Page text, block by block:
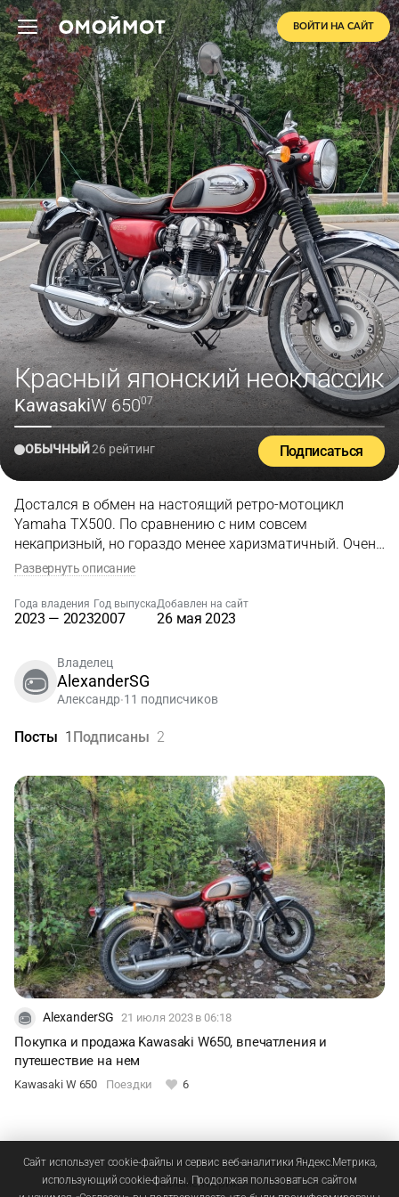
ВОЙТИ НА САЙТ
Красный японский неоклассик
KawasakiW 650'07
ОБЫЧНЫЙ26 рейтинг Подписаться
Достался в обмен на настоящий ретро-мотоцикл
Yamaha TX500. По сравнению с ним совсем
некапризный, но гораздо менее харизматичный. Очень
красивая раскраска, внешне выверено все, даже
приборки с ЖК одометром ничего не выдает того, что
мотоцикл из 21 века.
Развернуть описание
Года владения
2023 — 2023
Год выпуска
2007
Добавлен на сайт
26 мая 2023
Владелец
AlexanderSG
Александр•11 подписчиков
Посты 1 Подписаны 2
AlexanderSG 21 июля 2023 в 06:18
Покупка и продажа Kawasaki W650, впечатления и
путешествие на нем
Kawasaki W 650 Поездки 6
Зарегистрируйтесьиливойдите, чтобы добавлять
комментарии
Сайт использует cookie-файлы и сервис веб-аналитики Яндекс.Метрика,
использующий cookie-файлы. Продолжая пользоваться сайтом